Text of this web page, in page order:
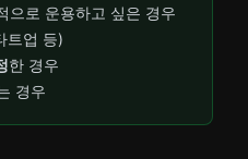
으로 운용하고 싶은 경우
트업 등)
한 경우
경우